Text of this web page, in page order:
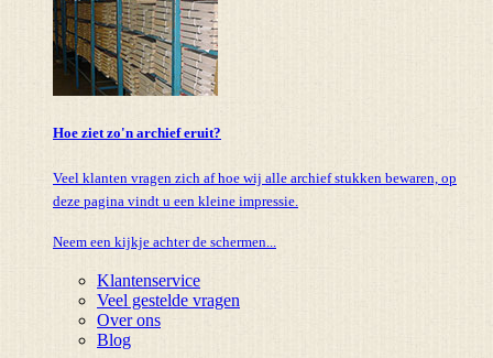
Hoe ziet zo'n archief eruit?
Veel klanten vragen zich af hoe wij alle archief stukken bewaren, op
deze pagina vindt u een kleine impressie.
Neem een kijkje achter de schermen...
Klantenservice
Veel gestelde vragen
Over ons
Blog